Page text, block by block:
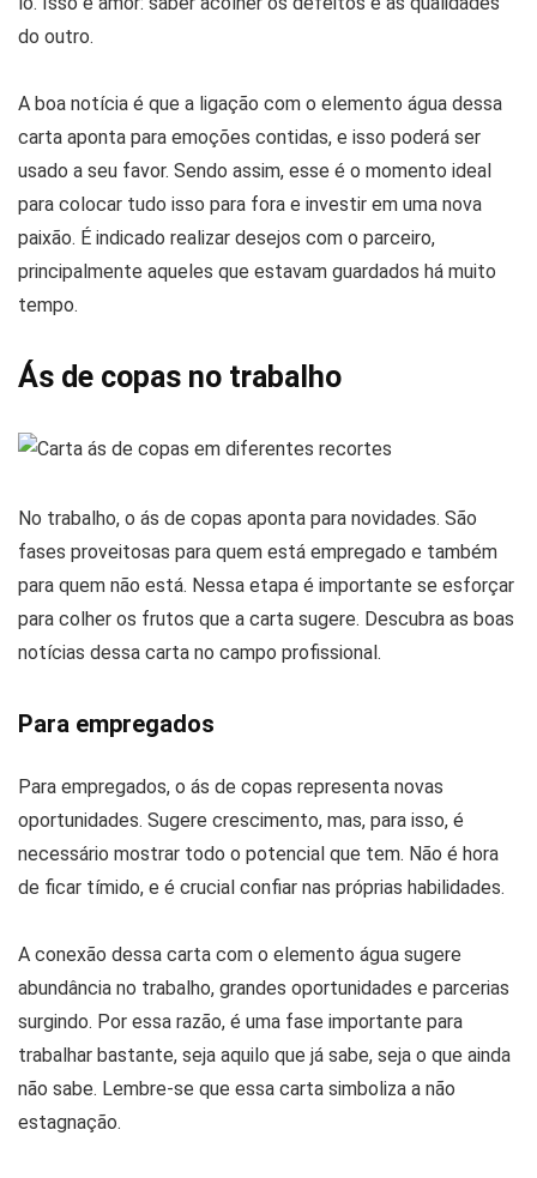
do outro.
A boa notícia é que a ligação com o elemento água dessa
carta aponta para emoções contidas, e isso poderá ser
usado a seu favor. Sendo assim, esse é o momento ideal
para colocar tudo isso para fora e investir em uma nova
paixão. É indicado realizar desejos com o parceiro,
principalmente aqueles que estavam guardados há muito
tempo.
Ás de copas no trabalho
No trabalho, o ás de copas aponta para novidades. São
fases proveitosas para quem está empregado e também
para quem não está. Nessa etapa é importante se esforçar
para colher os frutos que a carta sugere. Descubra as boas
notícias dessa carta no campo profissional.
Para empregados
Para empregados, o ás de copas representa novas
oportunidades. Sugere crescimento, mas, para isso, é
necessário mostrar todo o potencial que tem. Não é hora
de ficar tímido, e é crucial confiar nas próprias habilidades.
A conexão dessa carta com o elemento água sugere
abundância no trabalho, grandes oportunidades e parcerias
surgindo. Por essa razão, é uma fase importante para
trabalhar bastante, seja aquilo que já sabe, seja o que ainda
não sabe. Lembre-se que essa carta simboliza a não
estagnação.